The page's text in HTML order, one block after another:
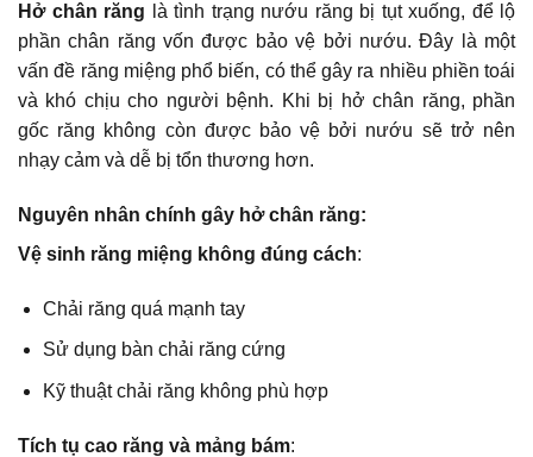
Hở chân răng là tình trạng nướu răng bị tụt xuống, để lộ
phần chân răng vốn được bảo vệ bởi nướu. Đây là một
vấn đề răng miệng phổ biến, có thể gây ra nhiều phiền toái
và khó chịu cho người bệnh. Khi bị hở chân răng, phần
gốc răng không còn được bảo vệ bởi nướu sẽ trở nên
nhạy cảm và dễ bị tổn thương hơn.
Nguyên nhân chính gây hở chân răng:
Vệ sinh răng miệng không đúng cách:
Chải răng quá mạnh tay
Sử dụng bàn chải răng cứng
Kỹ thuật chải răng không phù hợp
Tích tụ cao răng và mảng bám: